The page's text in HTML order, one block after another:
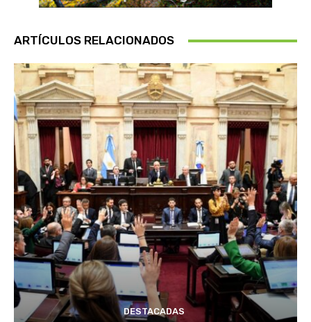
ARTÍCULOS RELACIONADOS
DESTACADAS